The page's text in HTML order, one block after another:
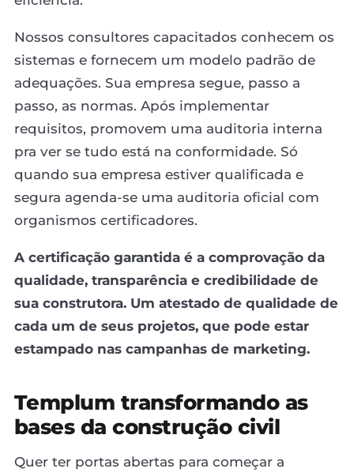
Nossos consultores capacitados conhecem os
sistemas e fornecem um modelo padrão de
adequações. Sua empresa segue, passo a
passo, as normas. Após implementar
requisitos, promovem uma auditoria interna
pra ver se tudo está na conformidade. Só
quando sua empresa estiver qualificada e
segura agenda-se uma auditoria oficial com
organismos certificadores.
A certificação garantida é a comprovação da
qualidade, transparência e credibilidade de
sua construtora. Um atestado de qualidade de
cada um de seus projetos, que pode estar
estampado nas campanhas de marketing.
Templum transformando as
bases da construção civil
Quer ter portas abertas para começar a